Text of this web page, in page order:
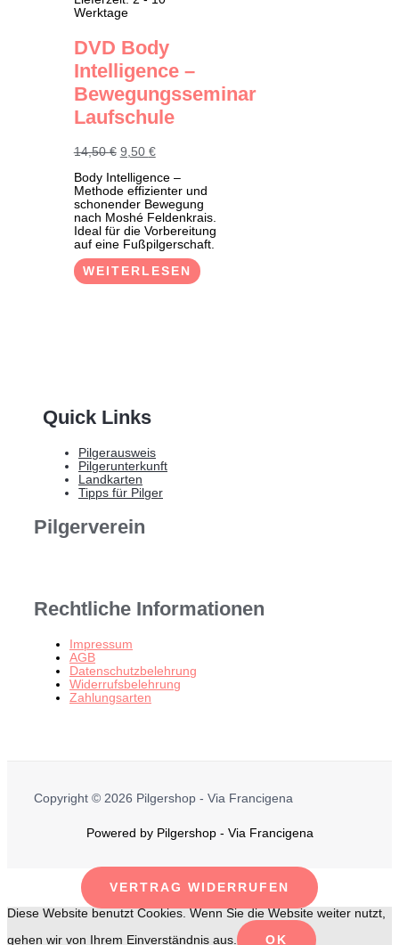
Werktage
DVD Body
Intelligence –
Bewegungsseminar
Laufschule
14,50€ Ursprünglicher
war:
14,50 €
9,50 €Aktueller
ist:
9,50 €.
Body Intelligence –
Methode effizienter und
schonender Bewegung
nach Moshé Feldenkrais.
Ideal für die Vorbereitung
auf eine Fußpilgerschaft.
WEITERLESEN
Quick Links
Pilgerausweis
Pilgerunterkunft
Landkarten
Tipps für Pilger
Pilgerverein
Rechtliche Informationen
Impressum
AGB
Datenschutzbelehrung
Widerrufsbelehrung
Zahlungsarten
Copyright © 2026 Pilgershop - Via Francigena
Powered by Pilgershop - Via Francigena
VERTRAG WIDERRUFEN
Diese Website benutzt Cookies. Wenn Sie die Website weiter nutzt,
gehen wir von Ihrem Einverständnis aus.
OK